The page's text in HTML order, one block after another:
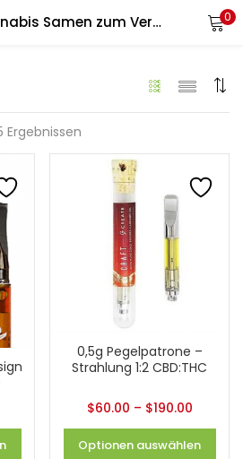
Tagged: "Cannabis Samen zum Verkauf" 0
Ergebnissen
0,5g Pegelpatrone –
Strahlung 1:2 CBD:THC
$60.00 – $190.00
Optionen auswählen
REGISTER
und Ihr Passwort ein, um
verloren?